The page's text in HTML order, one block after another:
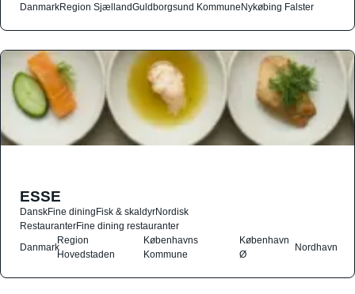
DanmarkRegion SjællandGuldborgsund KommuneNykøbing Falster
ESSE
DanskFine diningFisk & skaldyrNordisk
RestauranterFine dining restauranter
Danmark
Region
Hovedstaden
Københavns
Kommune
København
Ø
Nordhavn